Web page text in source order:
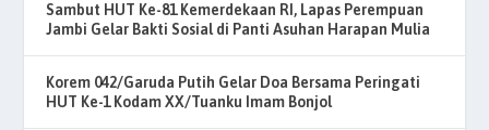
Sambut HUT Ke-81 Kemerdekaan RI, Lapas Perempuan
Jambi Gelar Bakti Sosial di Panti Asuhan Harapan Mulia
Korem 042/Garuda Putih Gelar Doa Bersama Peringati
HUT Ke-1 Kodam XX/Tuanku Imam Bonjol